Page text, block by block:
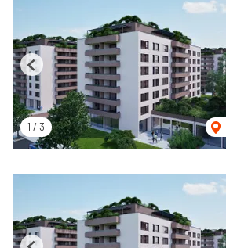
1 / 3
Previous